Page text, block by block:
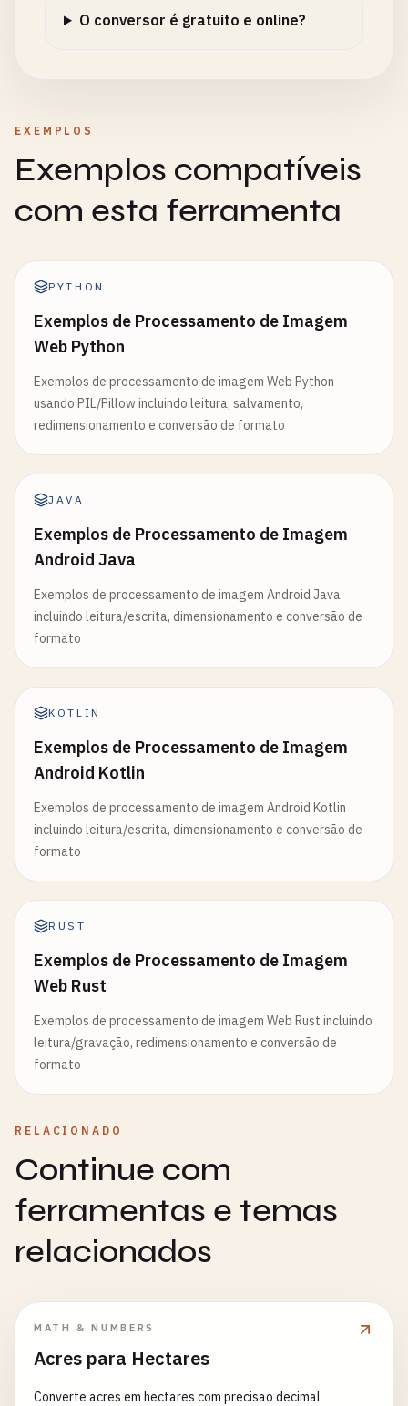
O conversor é gratuito e online?
EXEMPLOS
Exemplos compatíveis
com esta ferramenta
PYTHON
Exemplos de Processamento de Imagem
Web Python
Exemplos de processamento de imagem Web Python
usando PIL/Pillow incluindo leitura, salvamento,
redimensionamento e conversão de formato
JAVA
Exemplos de Processamento de Imagem
Android Java
Exemplos de processamento de imagem Android Java
incluindo leitura/escrita, dimensionamento e conversão de
formato
KOTLIN
Exemplos de Processamento de Imagem
Android Kotlin
Exemplos de processamento de imagem Android Kotlin
incluindo leitura/escrita, dimensionamento e conversão de
formato
RUST
Exemplos de Processamento de Imagem
Web Rust
Exemplos de processamento de imagem Web Rust incluindo
leitura/gravação, redimensionamento e conversão de
formato
RELACIONADO
Continue com
ferramentas e temas
relacionados
MATH & NUMBERS
Acres para Hectares
Converte acres em hectares com precisao decimal